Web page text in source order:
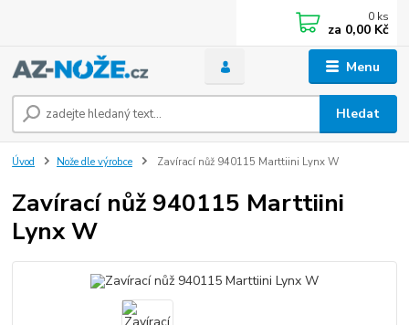
Menu
Hledat
0 ks
za 0,00 Kč
Úvod Nože dle výrobce Zavírací nůž 940115 Marttiini Lynx W
Zavírací nůž 940115 Marttiini
Lynx W